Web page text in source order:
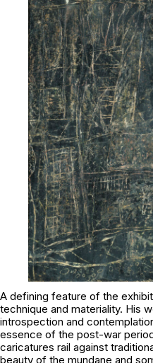
A defining feature of the
technique and materiality. His
introspection and
essence of the post-war
caricatures rail against
beauty of the mundane and